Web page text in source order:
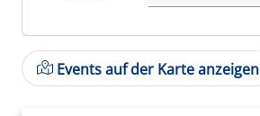
Events auf der Karte anzeigen